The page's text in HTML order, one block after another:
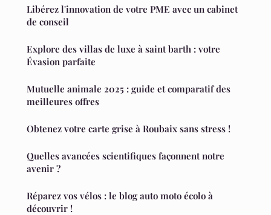
Libérez l'innovation de votre PME avec un cabinet
de conseil
Explore des villas de luxe à saint barth : votre
Évasion parfaite
Mutuelle animale 2025 : guide et comparatif des
meilleures offres
Obtenez votre carte grise à Roubaix sans stress !
Quelles avancées scientifiques façonnent notre
avenir ?
Réparez vos vélos : le blog auto moto écolo à
découvrir !